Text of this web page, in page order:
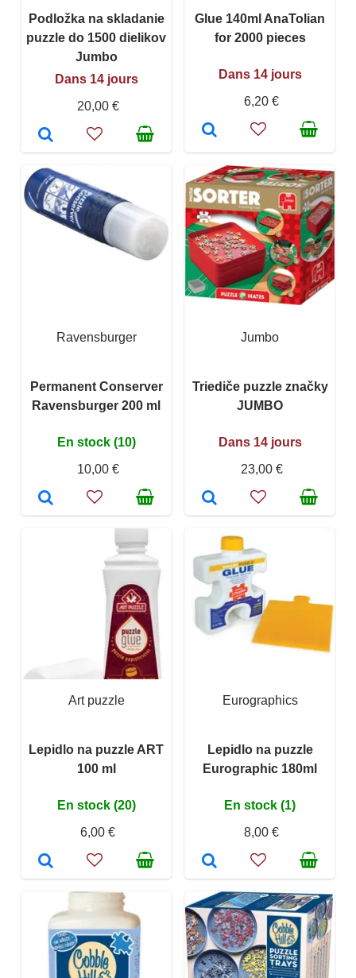
Podložka na skladanie
puzzle do 1500 dielikov
Jumbo
Dans 14 jours
20,00 €
Glue 140ml AnaTolian
for 2000 pieces
Dans 14 jours
6,20 €
Ravensburger
Permanent Conserver
Ravensburger 200 ml
En stock (10)
10,00 €
Jumbo
Triediče puzzle značky
JUMBO
Dans 14 jours
23,00 €
Art puzzle
Lepidlo na puzzle ART
100 ml
En stock (20)
6,00 €
Eurographics
Lepidlo na puzzle
Eurographic 180ml
En stock (1)
8,00 €